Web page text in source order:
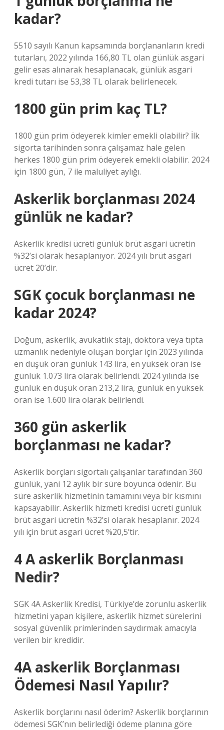
kadar?
5510 sayılı Kanun kapsamında borçlananların kredi
tutarları, 2022 yılında 166,80 TL olan günlük asgari
gelir esas alınarak hesaplanacak, günlük asgari
kredi tutarı ise 53,38 TL olarak belirlenecek.
1800 gün prim kaç TL?
1800 gün prim ödeyerek kimler emekli olabilir? İlk
sigorta tarihinden sonra çalışamaz hale gelen
herkes 1800 gün prim ödeyerek emekli olabilir. 2024
için 1800 gün, 7 ile maluliyet aylığı.
Askerlik borçlanması 2024
günlük ne kadar?
Askerlik kredisi ücreti günlük brüt asgari ücretin
%32’si olarak hesaplanıyor. 2024 yılı brüt asgari
ücret 20’dir.
SGK çocuk borçlanması ne
kadar 2024?
Doğum, askerlik, avukatlık stajı, doktora veya tıpta
uzmanlık nedeniyle oluşan borçlar için 2023 yılında
en düşük oran günlük 143 lira, en yüksek oran ise
günlük 1.073 lira olarak belirlendi. 2024 yılında ise
günlük en düşük oran 213,2 lira, günlük en yüksek
oran ise 1.600 lira olarak belirlendi.
360 gün askerlik
borçlanması ne kadar?
Askerlik borçları sigortalı çalışanlar tarafından 360
günlük, yani 12 aylık bir süre boyunca ödenir. Bu
süre askerlik hizmetinin tamamını veya bir kısmını
kapsayabilir. Askerlik hizmeti kredisi ücreti günlük
brüt asgari ücretin %32’si olarak hesaplanır. 2024
yılı için brüt asgari ücret %20,5’tir.
4 A askerlik Borçlanması
Nedir?
SGK 4A Askerlik Kredisi, Türkiye’de zorunlu askerlik
hizmetini yapan kişilere, askerlik hizmet sürelerini
sosyal güvenlik primlerinden saydırmak amacıyla
verilen bir kredidir.
4A askerlik Borçlanması
Ödemesi Nasıl Yapılır?
Askerlik borçlarını nasıl öderim? Askerlik borçlarının
ödemesi SGK’nın belirlediği ödeme planına göre